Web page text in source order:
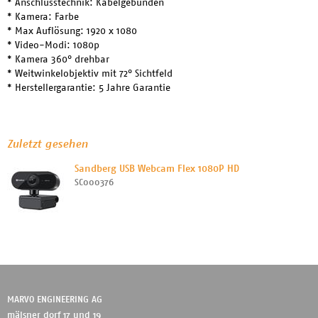
* Anschlusstechnik: Kabelgebunden
* Kamera: Farbe
* Max Auflösung: 1920 x 1080
* Video-Modi: 1080p
* Kamera 360° drehbar
* Weitwinkelobjektiv mit 72° Sichtfeld
* Herstellergarantie: 5 Jahre Garantie
Zuletzt gesehen
Sandberg USB Webcam Flex 1080P HD
SC000376
MARVO ENGINEERING AG
mälsner dorf 17 und 19